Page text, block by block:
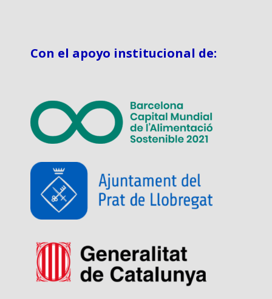
Con el apoyo institucional de: